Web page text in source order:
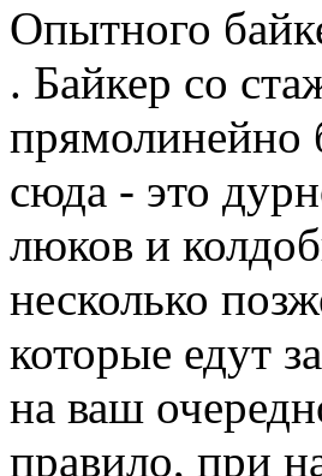
Опытного
. Байкер со
прямолинейно
сюда - это
люков и
несколько
которые едут
на ваш
правило, при